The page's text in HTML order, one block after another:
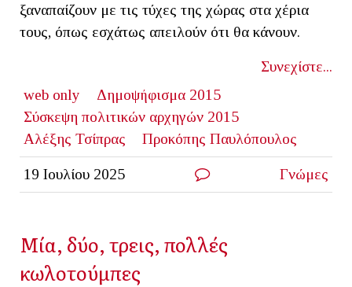
ξαναπαίζουν με τις τύχες της χώρας στα χέρια
τους, όπως εσχάτως απειλούν ότι θα κάνουν.
Συνεχίστε...
web only
Δημοψήφισμα 2015
Σύσκεψη πολιτικών αρχηγών 2015
Αλέξης Τσίπρας
Προκόπης Παυλόπουλος
19 Ιουλίου 2025 Γνώμες
Μία, δύο, τρεις, πολλές
κωλοτούμπες